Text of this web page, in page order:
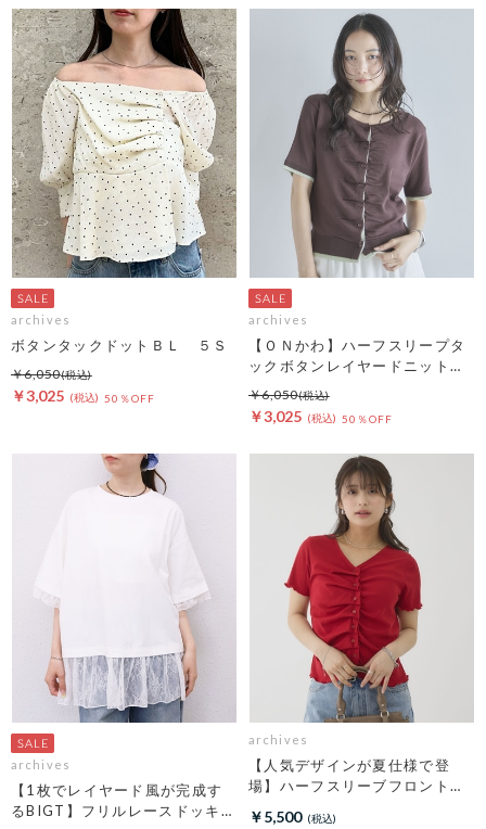
archives
ボタンタックドットＢＬ ５Ｓ
￥3,025 50％OFF
￥6,050
archives
【ＯＮかわ】ハーフスリープタ
ックボタンレイヤードニットカ
ーディガン
￥3,025 50％OFF
￥6,050
archives
【1枚でレイヤード風が完成す
るBIGT】フリルレースドッキン
archives
【人気デザインが夏仕様で登
場】ハーフスリーブフロントタ
ックカットＴＯＰＳ
￥5,500